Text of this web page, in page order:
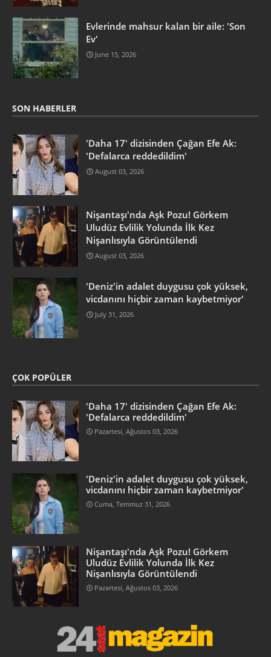
Evlerinde mahsur kalan bir aile: 'Son
Ev'
June 15, 2026
SON HABERLER
'Daha 17' dizisinden Çağan Efe Ak:
'Defalarca reddedildim'
August 03, 2026
Nişantaşı'nda Aşk Pozu! Görkem
Uludüz Evlilik Yolunda İlk Kez
Nişanlısıyla Görüntülendi
August 03, 2026
'Deniz'in adalet duygusu çok yüksek,
vicdanını hiçbir zaman kaybetmiyor'
July 31, 2026
ÇOK POPÜLER
'Daha 17' dizisinden Çağan Efe Ak:
'Defalarca reddedildim'
Pazartesi, Ağustos 03, 2026
'Deniz'in adalet duygusu çok yüksek,
vicdanını hiçbir zaman kaybetmiyor'
Cuma, Temmuz 31, 2026
Nişantaşı'nda Aşk Pozu! Görkem
Uludüz Evlilik Yolunda İlk Kez
Nişanlısıyla Görüntülendi
Pazartesi, Ağustos 03, 2026